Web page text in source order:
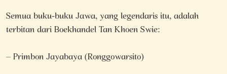
Semua buku-buku Jawa, yang legendaris itu, adalah
terbitan dari Boekhandel Tan Khoen Swie:
– Primbon Jayabaya (Ronggowarsito)